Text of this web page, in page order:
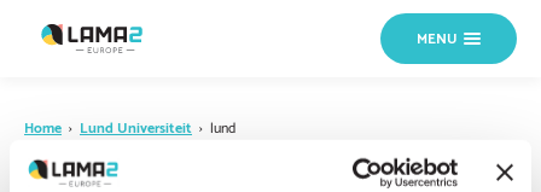
MENU
Home › Lund Universiteit › lund
18 OKTOBER 2024